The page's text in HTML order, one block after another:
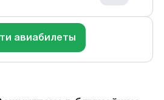
авиабилеты